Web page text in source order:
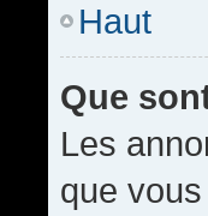
Haut
Que
Les
que